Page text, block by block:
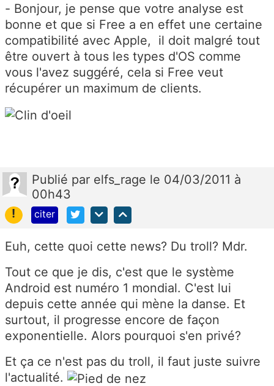
- Bonjour, je pense que votre analyse est
bonne et que si Free a en effet une certaine
compatibilité avec Apple, il doit malgré tout
être ouvert à tous les types d'OS comme
vous l'avez suggéré, cela si Free veut
récupérer un maximum de clients.
Publié par elfs_rage le 04/03/2011 à
00h43
!
citer
Euh, cette quoi cette news? Du troll? Mdr.
Tout ce que je dis, c'est que le système
Android est numéro 1 mondial. C'est lui
depuis cette année qui mène la danse. Et
surtout, il progresse encore de façon
exponentielle. Alors pourquoi s'en privé?
Et ça ce n'est pas du troll, il faut juste suivre
l'actualité.